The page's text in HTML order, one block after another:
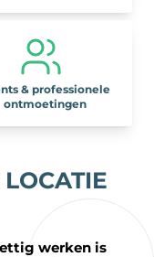
& professionele
ontmoetingen
LOCATIE
werken is